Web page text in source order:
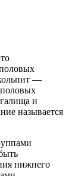
—
половых
и
называется
нижнего